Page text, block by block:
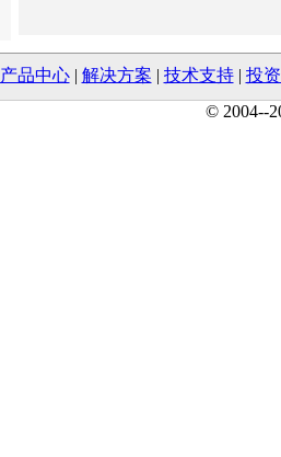
产品中心| 解决方案 | 技术支持| 投
© 2004--